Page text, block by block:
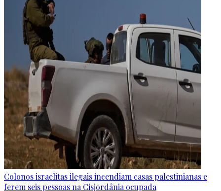
Colonos israelitas ilegais incendiam casas palestinianas e
ferem seis pessoas na Cisjordânia ocupada